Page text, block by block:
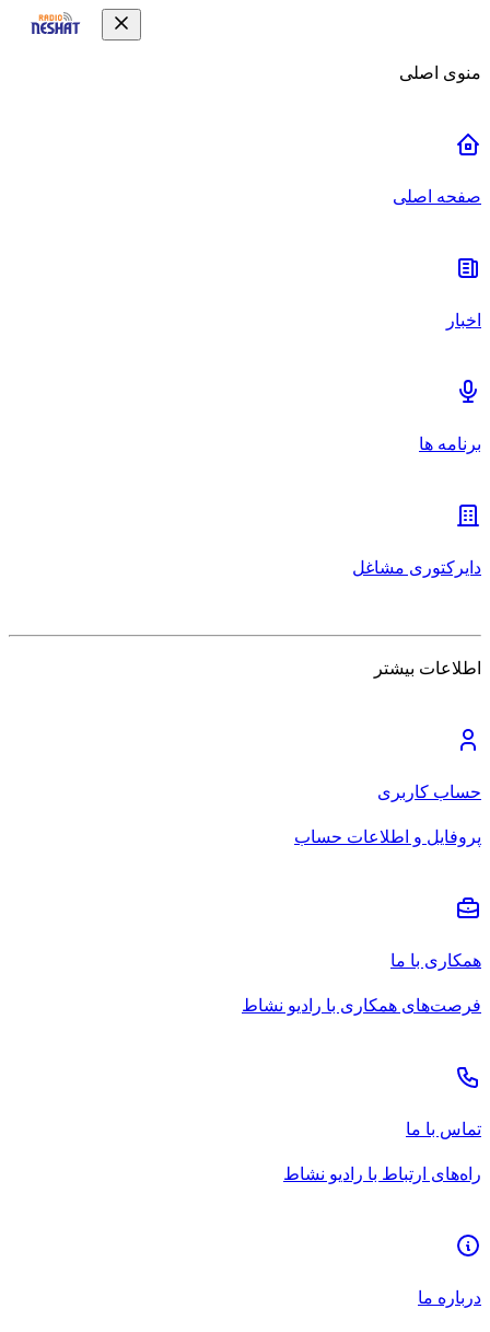
منوی اصلی
صفحه اصلی
اخبار
برنامه ها
دایرکتوری مشاغل
اطلاعات بیشتر
حساب کاربری
پروفایل و اطلاعات حساب
همکاری با ما
فرصت‌های همکاری با رادیو نشاط
تماس با ما
راه‌های ارتباط با رادیو نشاط
درباره ما